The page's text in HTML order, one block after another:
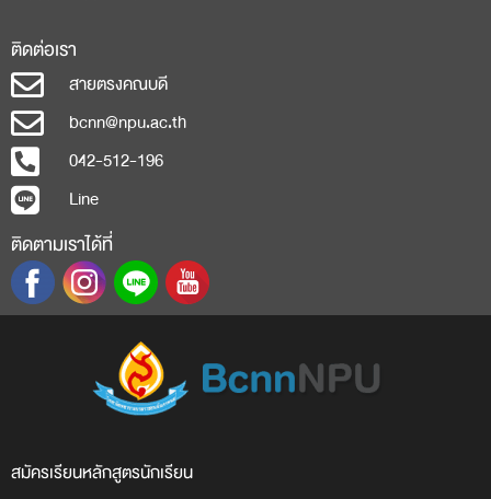
ติดต่อเรา
สายตรงคณบดี
bcnn@npu.ac.th
042-512-196
Line
ติดตามเราได้ที่
สมัครเรียนหลักสูตรนักเรียน